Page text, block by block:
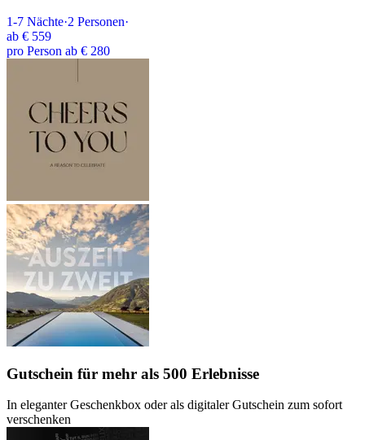
1-7 Nächte·2 Personen·
ab € 559
pro Person ab € 280
Gutschein für mehr als 500 Erlebnisse
In eleganter Geschenkbox oder als digitaler Gutschein zum sofort
verschenken